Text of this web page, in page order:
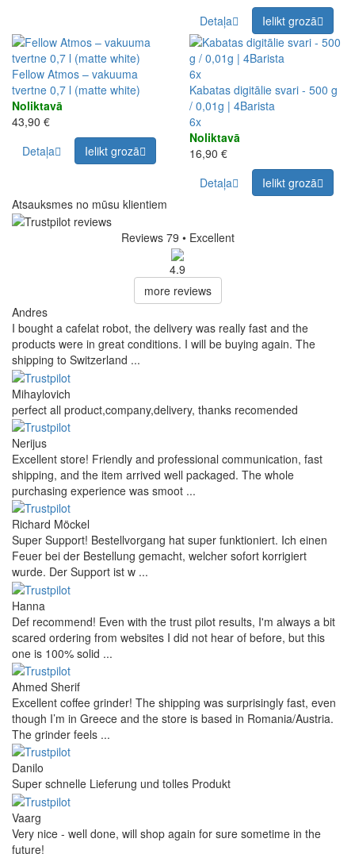
Detaļa
Ielikt grozā
Fellow Atmos – vakuuma
tvertne 0,7 l (matte white)
Noliktavā
43,90 €
Detaļa
Ielikt grozā
6x
Kabatas digitālie svari - 500 g
/ 0,01g | 4Barista
6x
Noliktavā
16,90 €
Detaļa
Ielikt grozā
Atsauksmes no mūsu klientiem
Reviews 79 • Excellent
4.9
more reviews
Andres
I bought a cafelat robot, the delivery was really fast and the
products were in great conditions. I will be buying again. The
shipping to Switzerland ...
Mihaylovich
perfect all product,company,delivery, thanks recomended
Nerijus
Excellent store! Friendly and professional communication, fast
shipping, and the item arrived well packaged. The whole
purchasing experience was smoot ...
Richard Möckel
Super Support! Bestellvorgang hat super funktioniert. Ich einen
Feuer bei der Bestellung gemacht, welcher sofort korrigiert
wurde. Der Support ist w ...
Hanna
Def recommend! Even with the trust pilot results, I'm always a bit
scared ordering from websites I did not hear of before, but this
one is 100% solid ...
Ahmed Sherif
Excellent coffee grinder! The shipping was surprisingly fast, even
though I’m in Greece and the store is based in Romania/Austria.
The grinder feels ...
Danilo
Super schnelle Lieferung und tolles Produkt
Vaarg
Very nice - well done, will shop again for sure sometime in the
future!